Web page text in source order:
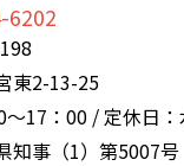
6202
東2-13-25
17：00 / 定休日：
知事（1）第5007号